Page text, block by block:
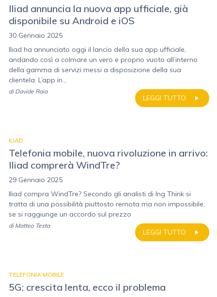
Iliad annuncia la nuova app ufficiale, già
disponibile su Android e iOS
30 Gennaio 2025
Iliad ha annunciato oggi il lancio della sua app ufficiale,
andando così a colmare un vero e proprio vuoto all’interno
della gamma di servizi messi a disposizione della sua
clientela. L’app in...
LEGGI TUTTO
di Davide Raia
ILIAD
Telefonia mobile, nuova rivoluzione in arrivo:
Iliad comprerà WindTre?
29 Gennaio 2025
Iliad compra WindTre? Secondo gli analisti di Ing Think si
tratta di una possibilità piuttosto remota ma non impossibile,
se si raggiunge un accordo sul prezzo
LEGGI TUTTO
di Matteo Testa
TELEFONIA MOBILE
5G: crescita lenta, ecco il problema